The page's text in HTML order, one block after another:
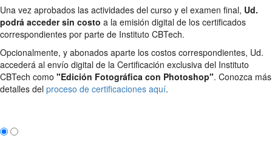
Una vez aprobados las actividades del curso y el examen final, Ud.
podrá acceder sin costo a la emisión digital de los certificados
correspondientes por parte de Instituto CBTech.
Opcionalmente, y abonados aparte los costos correspondientes, Ud.
accederá al envío digital de la Certificación exclusiva del Instituto
CBTech como "Edición Fotográfica con Photoshop". Conozca más
detalles del proceso de certificaciones aquí.